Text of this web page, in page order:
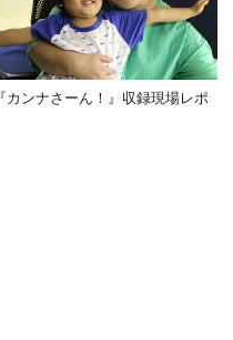
『カンナさーん！』収録現場レポ